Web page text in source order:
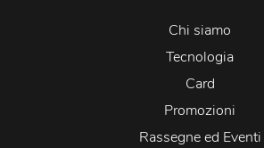
Chi siamo
Tecnologia
Card
Promozioni
Rassegne ed Eventi